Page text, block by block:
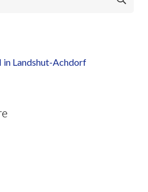
Landshut-Achdorf